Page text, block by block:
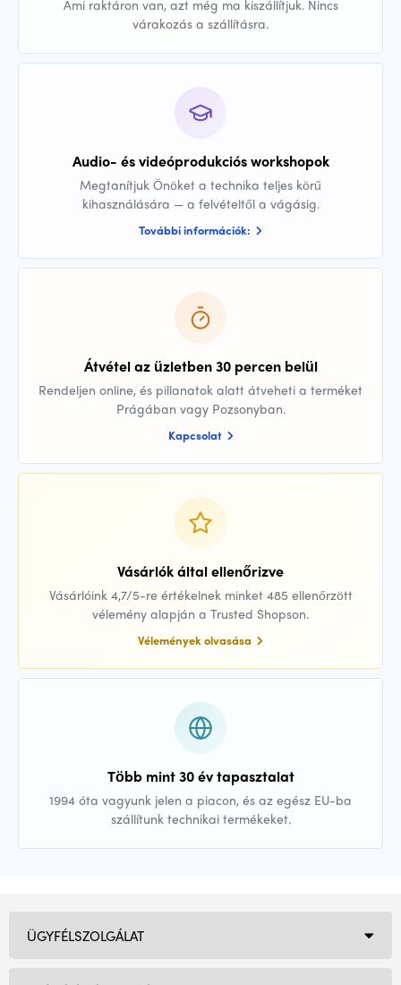
Ami raktáron van, azt még ma kiszállítjuk. Nincs
várakozás a szállításra.
Audio- és videóprodukciós workshopok
Megtanítjuk Önöket a technika teljes körű
kihasználására — a felvételtől a vágásig.
További információk:
Átvétel az üzletben 30 percen belül
Rendeljen online, és pillanatok alatt átveheti a terméket
Prágában vagy Pozsonyban.
Kapcsolat
Vásárlók által ellenőrizve
Vásárlóink 4,7/5-re értékelnek minket 485 ellenőrzött
vélemény alapján a Trusted Shopson.
Vélemények olvasása
Több mint 30 év tapasztalat
1994 óta vagyunk jelen a piacon, és az egész EU-ba
szállítunk technikai termékeket.
ÜGYFÉLSZOLGÁLAT